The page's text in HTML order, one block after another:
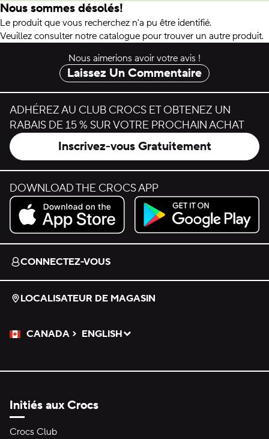
Nous sommes désolés!
Le produit que vous recherchez n'a pu être identifié.
Veuillez consulter notre catalogue pour trouver un autre produit.
Nous aimerions avoir votre avis !
Laissez Un Commentaire
ADHÉREZ AU CLUB CROCS ET OBTENEZ UN
RABAIS DE 15 % SUR VOTRE PROCHAIN ACHAT
Inscrivez-vous Gratuitement
DOWNLOAD THE CROCS APP
Download on the App Store.
Get it on Google Play.
CONNECTEZ-VOUS
LOCALISATEUR DE MAGASIN
CANADA
Veuillez sélectionner une langue
ENGLISH
Sélectionné
Initiés aux Crocs
Crocs Club